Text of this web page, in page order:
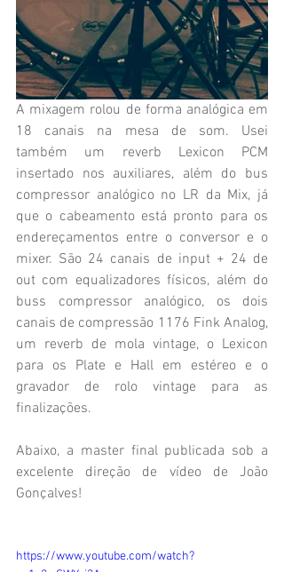
A mixagem rolou de forma analógica em
18 canais na mesa de som. Usei
também um reverb Lexicon PCM
insertado nos auxiliares, além do bus
compressor analógico no LR da Mix, já
que o cabeamento está pronto para os
endereçamentos entre o conversor e o
mixer. São 24 canais de input + 24 de
out com equalizadores físicos, além do
buss compressor analógico, os dois
canais de compressão 1176 Fink Analog,
um reverb de mola vintage, o Lexicon
para os Plate e Hall em estéreo e o
gravador de rolo vintage para as
finalizações.
Abaixo, a master final publicada sob a
excelente direção de vídeo de João
Gonçalves!
https://www.youtube.com/watch?